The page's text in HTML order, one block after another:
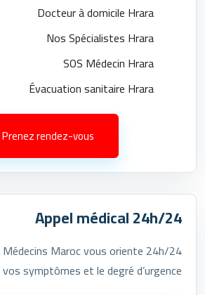
Docteur à domicile Hrara
Nos Spécialistes Hrara
SOS Médecin Hrara
Évacuation sanitaire Hrara
Prenez rendez-vous
Appel médical 24h/24
Médecins Maroc vous oriente 24h/24
symptômes et le degré d’urgence.